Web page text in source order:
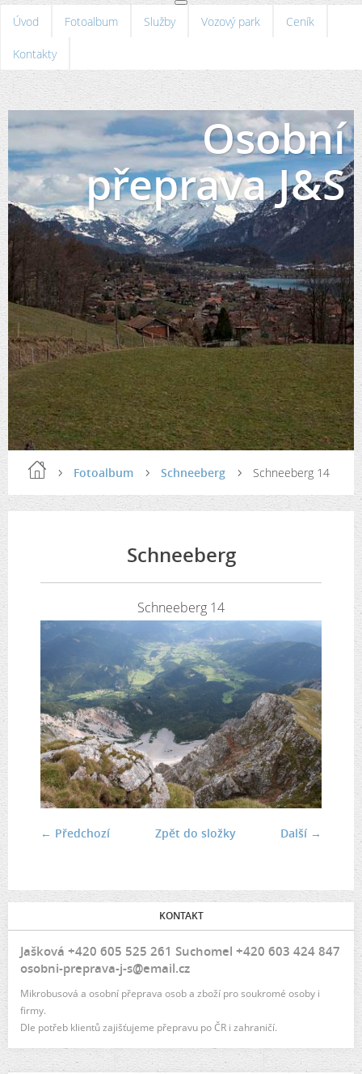
Úvod Fotoalbum Služby Vozový park Ceník
Kontakty
Osobní
přeprava J&S
Fotoalbum Schneeberg Schneeberg 14
Schneeberg
Schneeberg 14
← Předchozí Další →
Zpět do složky
KONTAKT
Jašková +420 605 525 261 Suchomel +420 603 424 847
osobni-preprava-j-s@email.cz
Mikrobusová a osobní přeprava osob a zboží pro soukromé osoby i
firmy.
Dle potřeb klientů zajišťujeme přepravu po ČR i zahraničí.